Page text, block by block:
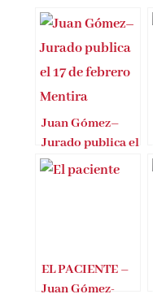
Juan Gómez–
Jurado publica el
17 de febrero
Mentira
EL PACIENTE –
Juan Gómez-